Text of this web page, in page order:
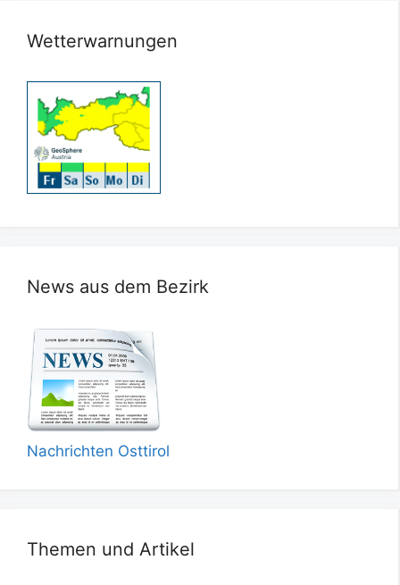
Wetterwarnungen
News aus dem Bezirk
Nachrichten Osttirol
Themen und Artikel